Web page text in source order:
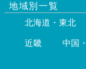
地域別一覧
北海道・東北
近畿 中国